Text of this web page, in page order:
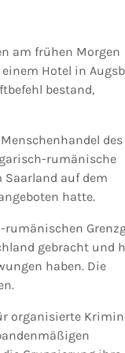
am frühen Morgen
Hotel in
bestand,
des
rumänische
Saarland auf dem
hatte.
gebracht und
haben. Die
organisierte